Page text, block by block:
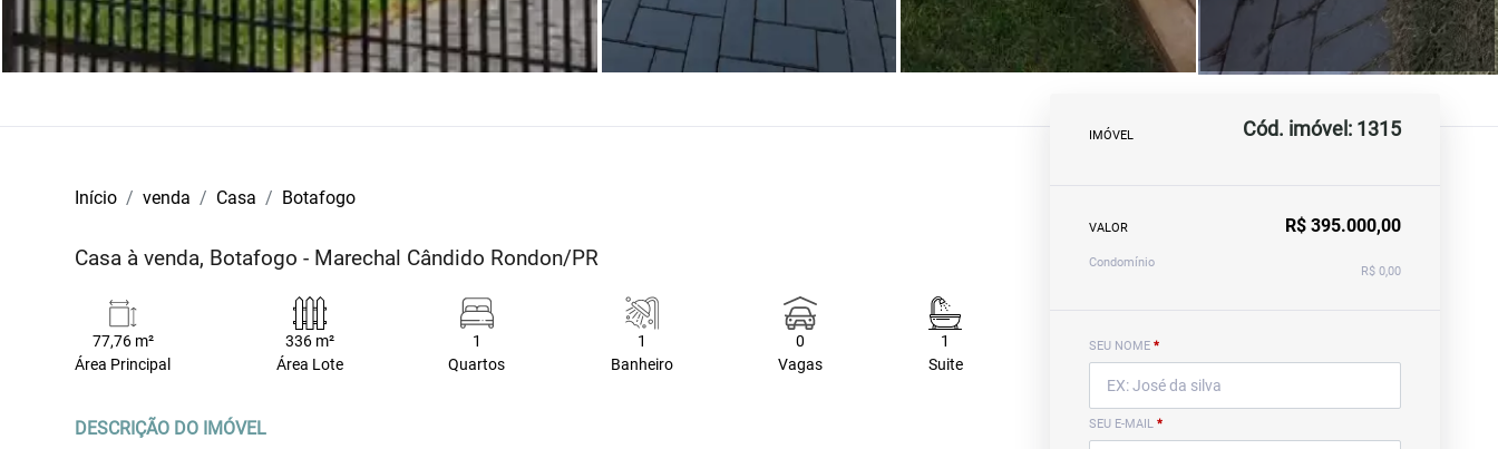
Início venda Casa Botafogo
Casa à venda, Botafogo - Marechal Cândido Rondon/PR
77,76 m²
Área Principal
336 m²
Área Lote
1
Quartos
1
Banheiro
0
Vagas
1
Suite
DESCRIÇÃO DO IMÓVEL
IMÓVEL Cód. imóvel: 1315
VALOR R$ 395.000,00
Condomínio
R$ 0,00
SEU NOME *
SEU E-MAIL *